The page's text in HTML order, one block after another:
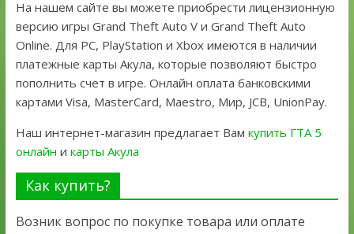
На нашем сайте вы можете приобрести лицензионную
версию игры Grand Theft Auto V и Grand Theft Auto
Online. Для PC, PlayStation и Xbox имеются в наличии
платежные карты Акула, которые позволяют быстро
пополнить счет в игре. Онлайн оплата банковскими
картами Visa, MasterCard, Maestro, Мир, JCB, UnionPay.
Наш интернет-магазин предлагает Вам купить ГТА 5
онлайн и карты Акула
Как купить?
Возник вопрос по покупке товара или оплате